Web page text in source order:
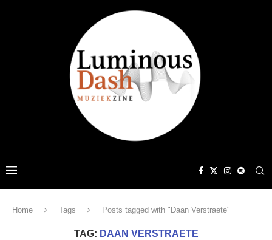
Home Tags Posts tagged with "Daan Verstraete"
TAG: DAAN VERSTRAETE